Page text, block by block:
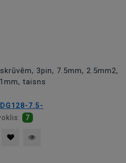
3pin, 7.5mm, 2.5mm2,
taisns
DG128-7.5-
7